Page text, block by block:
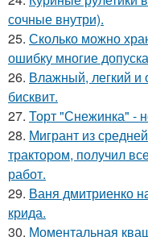
сочные внутри).
25. Сколько можно
ошибку многие
26. Влажный, легкий
бисквит.
27. Торт "Снежинка" -
28. Мигрант из
трактором, получил
работ.
29. Ваня дмитриенко
крида.
30. Моментальная